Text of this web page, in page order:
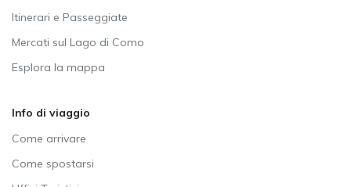
Itinerari e Passeggiate
Mercati sul Lago di Como
Esplora la mappa
Info di viaggio
Come arrivare
Come spostarsi